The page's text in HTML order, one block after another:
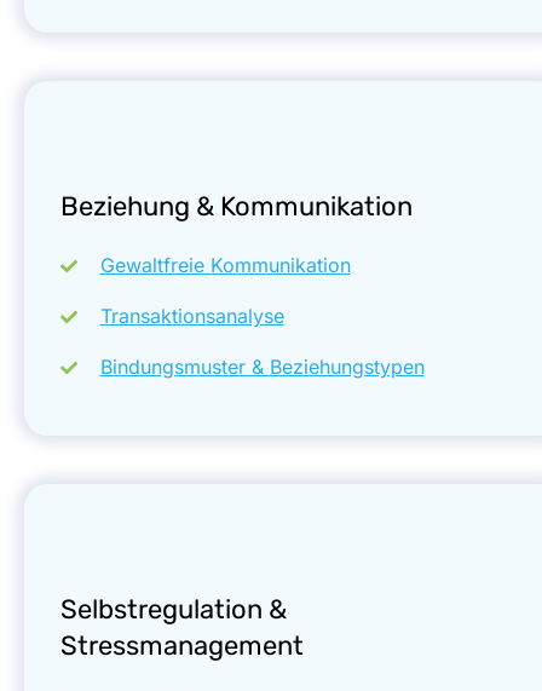
Beziehung & Kommunikation
Gewaltfreie Kommunikation
Transaktionsanalyse
Bindungsmuster & Beziehungstypen
Selbstregulation &
Stressmanagement